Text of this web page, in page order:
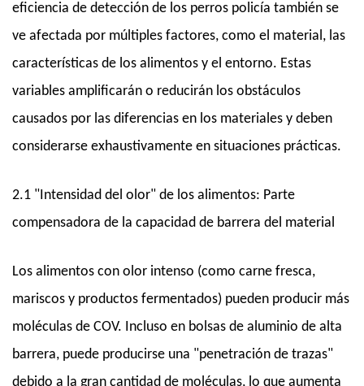
eficiencia de detección de los perros policía también se
ve afectada por múltiples factores, como el material, las
características de los alimentos y el entorno. Estas
variables amplificarán o reducirán los obstáculos
causados ​​por las diferencias en los materiales y deben
considerarse exhaustivamente en situaciones prácticas.
2.1 "Intensidad del olor" de los alimentos: Parte
compensadora de la capacidad de barrera del material
Los alimentos con olor intenso (como carne fresca,
mariscos y productos fermentados) pueden producir más
moléculas de COV. Incluso en bolsas de aluminio de alta
barrera, puede producirse una "penetración de trazas"
debido a la gran cantidad de moléculas, lo que aumenta